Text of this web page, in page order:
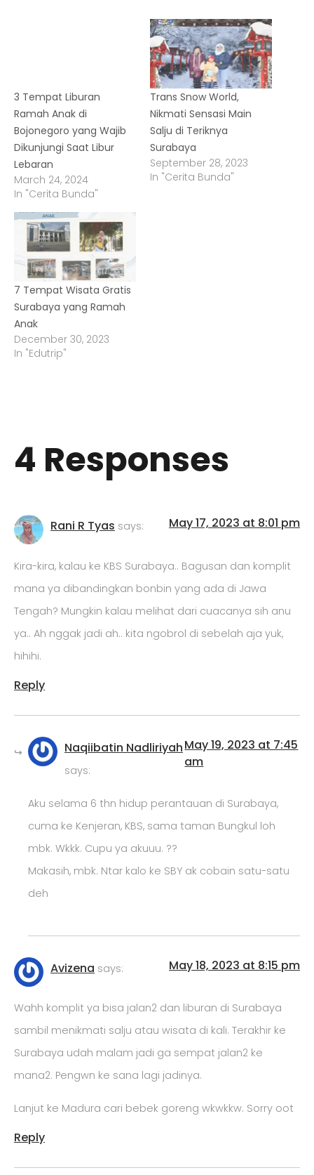
3 Tempat Liburan
Ramah Anak di
Bojonegoro yang Wajib
Dikunjungi Saat Libur
Lebaran
March 24, 2024
In "Cerita Bunda"
Trans Snow World,
Nikmati Sensasi Main
Salju di Teriknya
Surabaya
September 28, 2023
In "Cerita Bunda"
7 Tempat Wisata Gratis
Surabaya yang Ramah
Anak
December 30, 2023
In "Edutrip"
4 Responses
Rani R Tyas says: May 17, 2023 at 8:01 pm
Kira-kira, kalau ke KBS Surabaya.. Bagusan dan komplit
mana ya dibandingkan bonbin yang ada di Jawa
Tengah? Mungkin kalau melihat dari cuacanya sih anu
ya.. Ah nggak jadi ah.. kita ngobrol di sebelah aja yuk,
hihihi.
Reply
Naqiibatin Nadliriyah
says:
May 19, 2023 at 7:45
am
Aku selama 6 thn hidup perantauan di Surabaya,
cuma ke Kenjeran, KBS, sama taman Bungkul loh
mbk. Wkkk. Cupu ya akuuu. ??
Makasih, mbk. Ntar kalo ke SBY ak cobain satu-satu
deh
Avizena says: May 18, 2023 at 8:15 pm
Wahh komplit ya bisa jalan2 dan liburan di Surabaya
sambil menikmati salju atau wisata di kali. Terakhir ke
Surabaya udah malam jadi ga sempat jalan2 ke
mana2. Pengwn ke sana lagi jadinya.
Lanjut ke Madura cari bebek goreng wkwkkw. Sorry oot
Reply